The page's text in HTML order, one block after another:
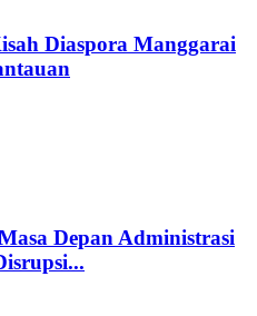
Diaspora Manggarai
Depan Administrasi